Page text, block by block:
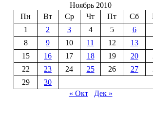
Ноябрь 2010
Пн
Вт Ср Чт Пт Сб
1
2 3 4 5 6
8
9 10 11 12 13
15
16 17 18 19 20
22
23 24 25 26 27
29
30
« Окт
Дек »